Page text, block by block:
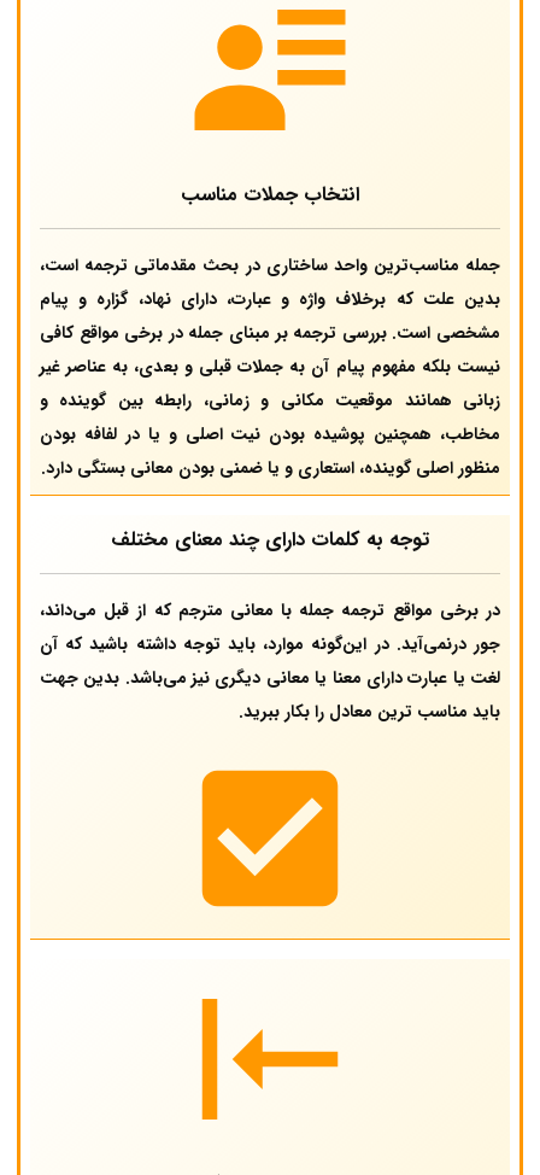
انتخاب جملات مناسب
جمله مناسب‌ترین واحد ساختاری در بحث مقدماتی ترجمه است،
بدین علت که برخلاف واژه و عبارت، دارای نهاد، گزاره و پیام
مشخصی است. بررسی ترجمه بر مبنای جمله در برخی مواقع کافی
نیست بلکه مفهوم پیام آن به جملات قبلی و بعدی، به عناصر غیر
زبانی همانند موقعیت مکانی و زمانی، رابطه بین گوینده و
مخاطب، همچنین پوشیده بودن نیت اصلی و یا در لفافه بودن
منظور اصلی گوینده، استعاری و یا ضمنی بودن معانی بستگی دارد.
توجه به کلمات دارای چند معنای مختلف
در برخی مواقع ترجمه جمله با معانی مترجم که از قبل می‌داند،
جور درنمی‌آید. در این‌گونه موارد، باید توجه داشته باشید که آن
لغت یا عبارت دارای معنا یا معانی دیگری نیز می‌باشد. بدین جهت
باید مناسب ترین معادل را بکار ببرید.